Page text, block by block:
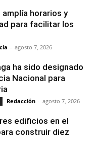
horarios y
para facilitar los
- agosto 7, 2026
ha sido designado
Nacional para
Redacción - agosto 7, 2026
edificios en el
construir diez